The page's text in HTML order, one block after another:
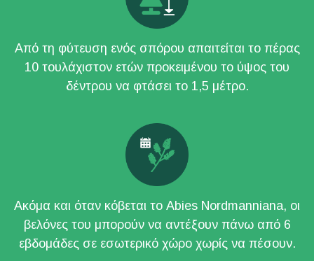
Από τη φύτευση ενός σπόρου απαιτείται το πέρας
10 τουλάχιστον ετών προκειμένου το ύψος του
δέντρου να φτάσει το 1,5 μέτρο.
Ακόμα και όταν κόβεται το Abies Νordmanniana, οι
βελόνες του μπορούν να αντέξουν πάνω από 6
εβδομάδες σε εσωτερικό χώρο χωρίς να πέσουν.